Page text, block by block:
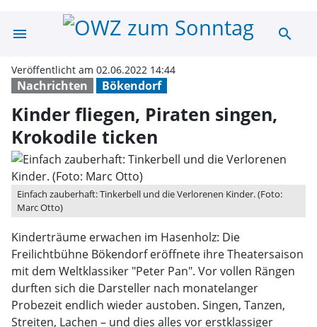
menu Kinder fliegen,
search
Nachrichten Bökendorf
Veröffentlicht am 02.06.2022 14:44
Kinder fliegen, Piraten singen,
Krokodile ticken
Einfach zauberhaft: Tinkerbell und die Verlorenen Kinder. (Foto:
Marc Otto)
Kinderträume erwachen im Hasenholz: Die
Freilichtbühne Bökendorf eröffnete ihre Theatersaison
mit dem Weltklassiker "Peter Pan". Vor vollen Rängen
durften sich die Darsteller nach monatelanger
Probezeit endlich wieder austoben. Singen, Tanzen,
Streiten, Lachen – und dies alles vor erstklassiger